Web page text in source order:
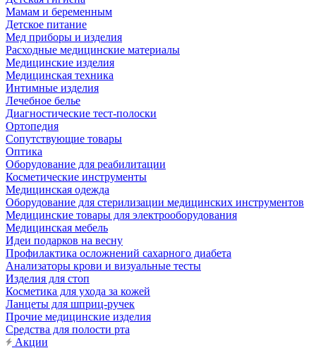
Мамам и беременным
Детское питание
Мед приборы и изделия
Расходные медицинские материалы
Медицинские изделия
Медицинская техника
Интимные изделия
Лечебное белье
Диагностические тест-полоски
Ортопедия
Сопутствующие товары
Оптика
Оборудование для реабилитации
Косметические инструменты
Медицинская одежда
Оборудование для стерилизации медицинских инструментов
Медицинские товары для электрооборудования
Медицинская мебель
Идеи подарков на весну
Профилактика осложнений сахарного диабета
Анализаторы крови и визуальные тесты
Изделия для стоп
Косметика для ухода за кожей
Ланцеты для шприц-ручек
Прочие медицинские изделия
Средства для полости рта
Акции